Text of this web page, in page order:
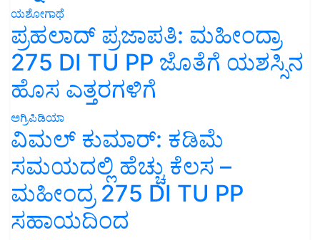
ಯಶೋಗಾಥೆ
ಪ್ರಹಲಾದ್ ಪ್ರಜಾಪತಿ: ಮಹೀಂದ್ರಾ
275 DI TU PP ಜೊತೆಗೆ ಯಶಸ್ಸಿನ
ಹೊಸ ಎತ್ತರಗಳಿಗೆ
ಅಗ್ರಿಪಿಡಿಯಾ
ವಿಮಲ್ ಕುಮಾರ್: ಕಡಿಮೆ
ಸಮಯದಲ್ಲಿ ಹೆಚ್ಚು ಕೆಲಸ –
ಮಹೀಂದ್ರ 275 DI TU PP
ಸಹಾಯದಿಂದ